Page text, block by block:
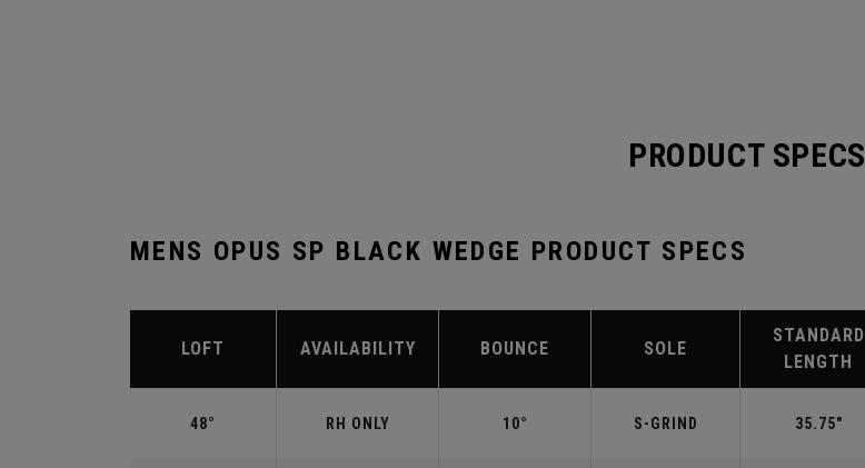
PRODUCT SPECS
MENS OPUS SP BLACK WEDGE PRODUCT SPECS
LOFT AVAILABILITY BOUNCE SOLE
STANDARD
LENGTH
48° RH ONLY 10° S-GRIND 35.75"